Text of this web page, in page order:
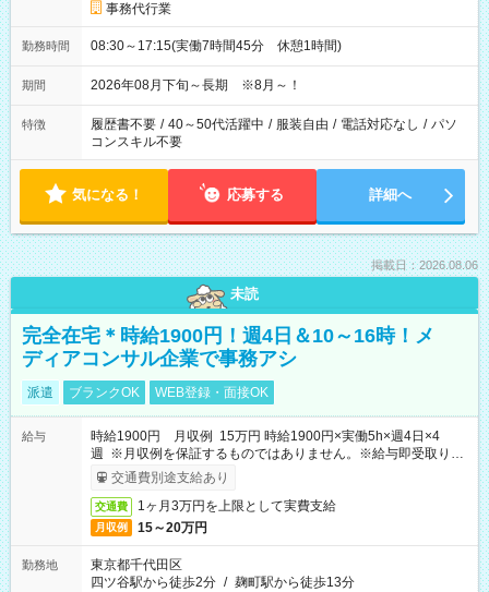
事務代行業
勤務時間 08:30～17:15(実働7時間45分 休憩1時間)
期間 2026年08月下旬～長期 ※8月～！
特徴 履歴書不要 / 40～50代活躍中 / 服装自由 / 電話対応なし / パソ
コンスキル不要
気になる！ 応募する 詳細へ
掲載日：2026.08.06
未読
完全在宅＊時給1900円！週4日＆10～16時！メ
ディアコンサル企業で事務アシ
派遣 ブランクOK WEB登録・面接OK
給与
時給1900円 月収例 15万円 時給1900円×実働5h×週4日×4
週 ※月収例を保証するものではありません。※給与即受取りサ
ービス利用可（利用条件有）
交通費別途支給あり
交通費 1ヶ月3万円を上限として実費支給
月収例 15～20万円
勤務地
東京都千代田区
四ツ谷駅から徒歩2分 / 麹町駅から徒歩13分